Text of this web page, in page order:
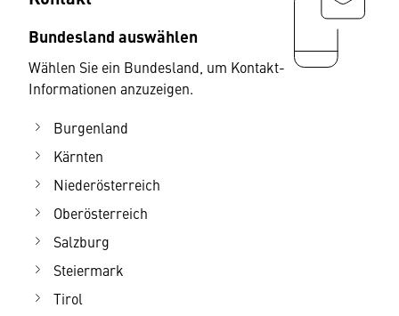
Bundesland auswählen
Wählen Sie ein Bundesland, um Kontakt-
Informationen anzuzeigen.
Burgenland
Kärnten
Niederösterreich
Oberösterreich
Salzburg
Steiermark
Tirol